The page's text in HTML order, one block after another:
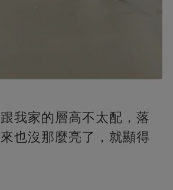
我家的層高不太配，落
也沒那麼亮了，就顯得